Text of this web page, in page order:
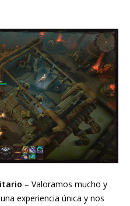
– Valoramos mucho y
experiencia única y nos